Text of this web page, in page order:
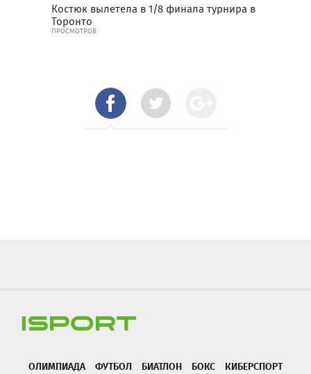
Костюк вылетела в 1/8 финала турнира в
Торонто
ПРОСМОТРОВ
ОЛИМПИАДА ФУТБОЛ БИАТЛОН БОКС
КИБЕРСПОРТ